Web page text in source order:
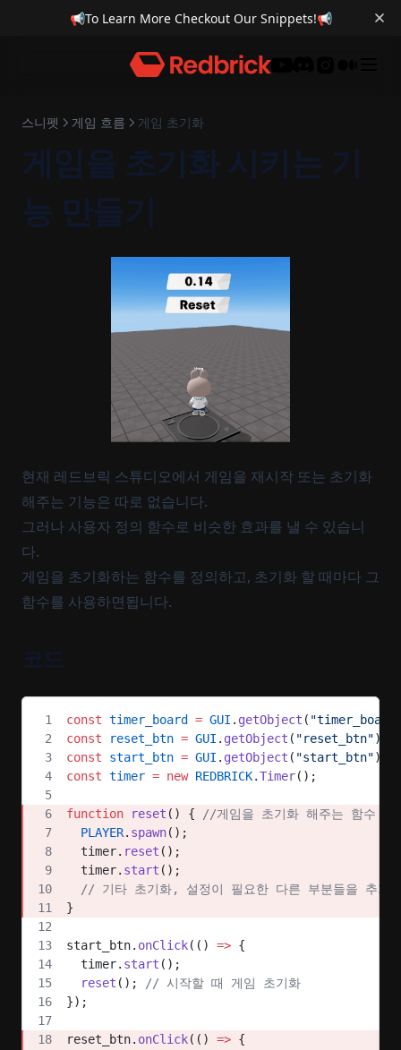
📢To Learn More Checkout Our Snippets!📢
스니펫 게임 흐름 게임 초기화
게임을 초기화 시키는 기
능 만들기
현재 레드브릭 스튜디오에서 게임을 재시작 또는 초기화
해주는 기능은 따로 없습니다.
그러나 사용자 정의 함수로 비슷한 효과를 낼 수 있습니
다.
게임을 초기화하는 함수를 정의하고, 초기화 할 때마다 그
함수를 사용하면됩니다.
코드
const timer_board = GUI . getObject (
const reset_btn = GUI . getObject ( "reset_btn");
const start_btn = GUI . getObject ( "start_btn");
const timer = new REDBRICK.Timer();
function reset () { //게임을 초기화 해주는 함수
  PLAYER
. spawn();
  timer.
reset ();
  timer.
start ();
// 기타 초기화, 설정이 필요한 다른 부분들을 추가
}
start_btn. onClick(() => {
  timer.
start ();
  reset
(); // 시작할 때 게임 초기화
});
reset_btn. onClick(() => {